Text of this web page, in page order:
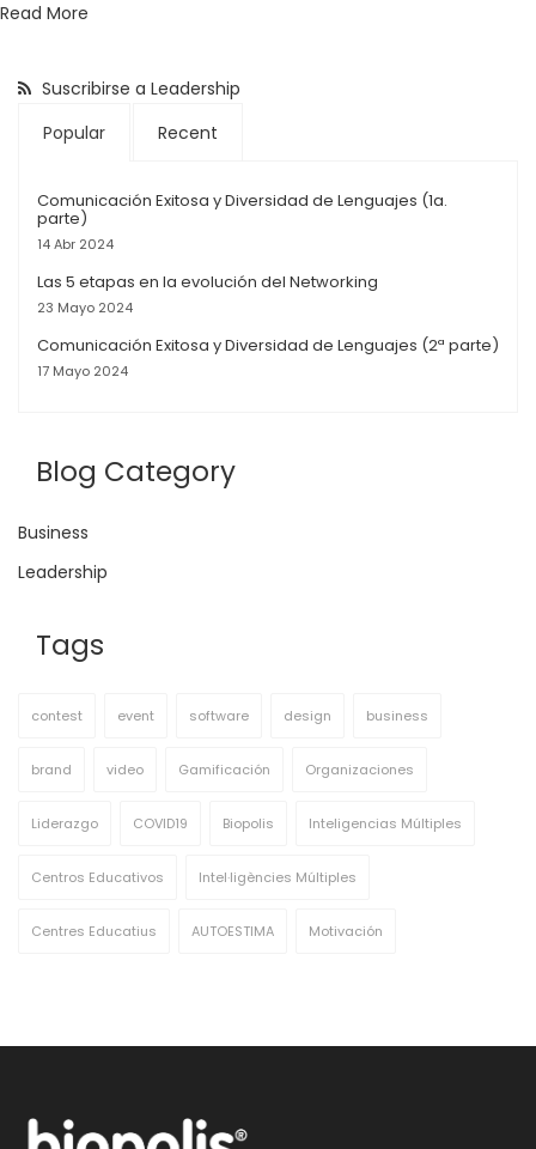
Read More
Suscribirse a Leadership
Popular
Recent
Comunicación Exitosa y Diversidad de Lenguajes (1a.
parte)
14 Abr 2024
Las 5 etapas en la evolución del Networking
23 Mayo 2024
Comunicación Exitosa y Diversidad de Lenguajes (2ª parte)
17 Mayo 2024
Blog Category
Business
Leadership
Tags
contest event software design business
brand video Gamificación Organizaciones
Liderazgo COVID19 Biopolis Inteligencias Múltiples
Centros Educativos Intel·ligències Múltiples
Centres Educatius AUTOESTIMA Motivación